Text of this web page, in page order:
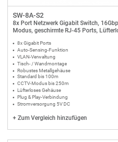
SW-8A-S2
8x Port Netzwerk Gigabit Switch,
Modus, geschirmte RJ-45 Ports,
8x Gigabit Ports
Auto-Sensing-Funktion
VLAN-Verwaltung
Tisch- / Wandmontage
Robustes Metallgehäuse
Standard bis 100m
CCTV-Modus bis 250m
Lüfterloses Gehäuse
Plug & Play-Verbindung
Stromversorgung 5V DC
+ Zum Vergleich hinzufügen